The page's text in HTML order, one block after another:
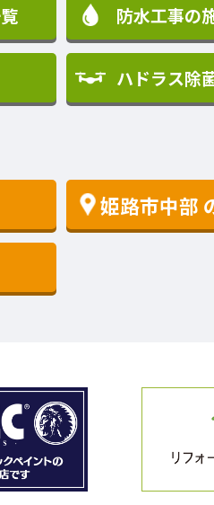
防水工事の
ハドラス除
姫路市中部